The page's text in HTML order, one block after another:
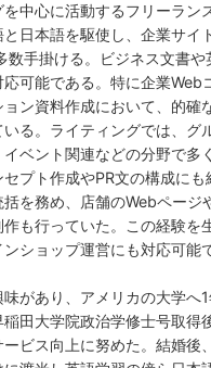
中心に活動するフリーラン
と日本語を駆使し、企業サイ
数手掛ける。ビジネス文書や
可能である。特に企業Web
ン資料作成において、的確
る。ライティングでは、グ
ベント関連などの分野で多
プト作成やPR文の構成にも
を務め、店舗のWebページ
も行っていた。この経験を
ショップ運営にも対応可能
があり、アメリカの大学へ
稲田大学院政治学修士号取得
ビス向上に努めた。結婚後